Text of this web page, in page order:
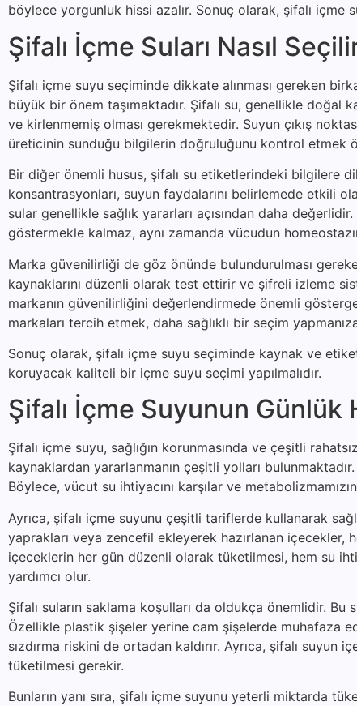
böylece yorgunluk hissi azalır. Sonuç olarak, şifalı içme
Şifalı İçme Suları Nasıl
Şifalı içme suyu seçiminde dikkate alınması gereken
büyük bir önem taşımaktadır. Şifalı su, genellikle doğal
ve kirlenmemiş olması gerekmektedir. Suyun çıkış
üreticinin sunduğu bilgilerin doğruluğunu kontrol etmek
Bir diğer önemli husus, şifalı su etiketlerindeki bilgilere
konsantrasyonları, suyun faydalarını belirlemede etkili
sular genellikle sağlık yararları açısından daha
göstermekle kalmaz, aynı zamanda vücudun
Marka güvenilirliği de göz önünde bulundurulması
kaynaklarını düzenli olarak test ettirir ve şifreli izleme
markanın güvenilirliğini değerlendirmede önemli
markaları tercih etmek, daha sağlıklı bir seçim
Sonuç olarak, şifalı içme suyu seçiminde kaynak ve
koruyacak kaliteli bir içme suyu seçimi yapılmalıdır.
Şifalı İçme Suyunun Günlük
Şifalı içme suyu, sağlığın korunmasında ve çeşitli
kaynaklardan yararlanmanın çeşitli yolları
Böylece, vücut su ihtiyacını karşılar ve
Ayrıca, şifalı içme suyunu çeşitli tariflerde kullanarak
yaprakları veya zencefil ekleyerek hazırlanan içecekler,
içeceklerin her gün düzenli olarak tüketilmesi, hem su
yardımcı olur.
Şifalı suların saklama koşulları da oldukça önemlidir. Bu
Özellikle plastik şişeler yerine cam şişelerde muhafaza
sızdırma riskini de ortadan kaldırır. Ayrıca, şifalı
tüketilmesi gerekir.
Bunların yanı sıra, şifalı içme suyunu yeterli miktarda